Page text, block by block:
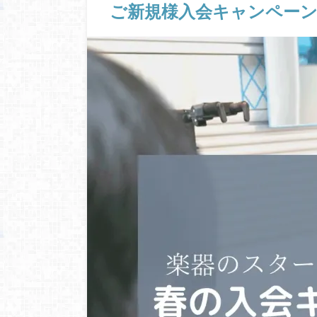
ご新規様入会キャンペーン